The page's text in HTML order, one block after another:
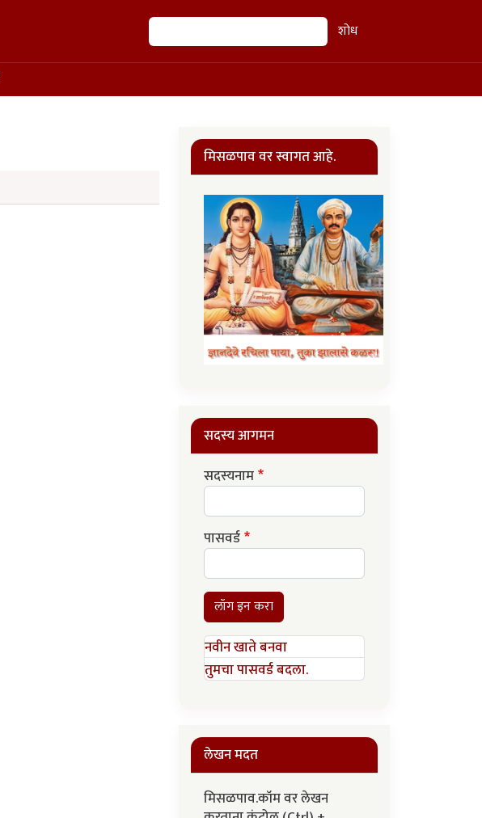
शोध शोध
मिसळपाव वर स्वागत आहे.
सदस्य आगमन
सदस्यनाम
पासवर्ड
लॉग इन करा
नवीन खाते बनवा
तुमचा पासवर्ड बदला.
लेखन मदत
मिसळपाव.कॉम वर लेखन